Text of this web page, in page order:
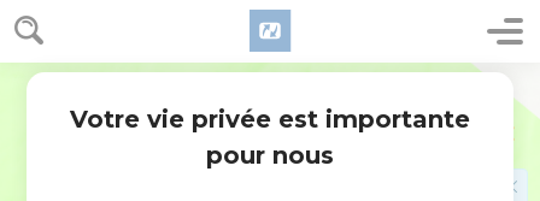
1 Timothée 2
7 et pour lequel j'ai été établi prédicateur et apôtre – je dis la
vérité [devant Christ], je ne mens pas – chargé d'enseigner
Je veux donc que les hommes prient en tout lieu en
élevant des mains pures, sans colère ni arrière-pensées.
Votre vie privée est importante
pour nous